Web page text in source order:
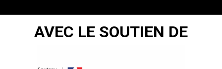
AVEC LE SOUTIEN DE